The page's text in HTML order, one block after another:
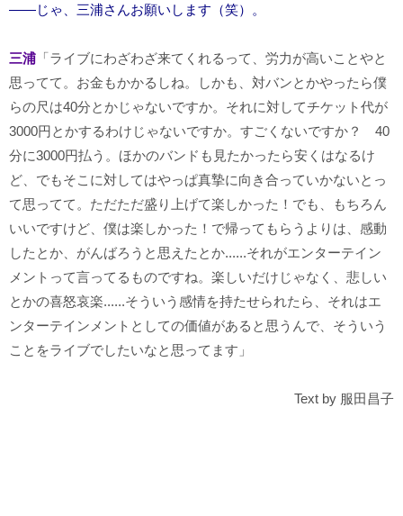
――じゃ、三浦さんお願いします（笑）。
三浦 「ライブにわざわざ来てくれるって、労力が高いことやと
思ってて。お金もかかるしね。しかも、対バンとかやったら僕
らの尺は40分とかじゃないですか。それに対してチケット代が
3000円とかするわけじゃないですか。すごくないですか？ 40
分に3000円払う。ほかのバンドも見たかったら安くはなるけ
ど、でもそこに対してはやっぱ真摯に向き合っていかないとっ
て思ってて。ただただ盛り上げて楽しかった！でも、もちろん
いいですけど、僕は楽しかった！で帰ってもらうよりは、感動
したとか、がんばろうと思えたとか......それがエンターテイン
メントって言ってるものですね。楽しいだけじゃなく、悲しい
とかの喜怒哀楽......そういう感情を持たせられたら、それはエ
ンターテインメントとしての価値があると思うんで、そういう
ことをライブでしたいなと思ってます」
Text by 服田昌子